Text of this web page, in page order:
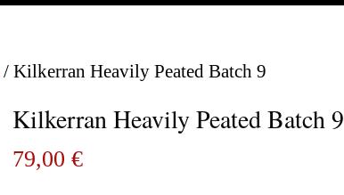
/ Kilkerran Heavily Peated Batch 9
Kilkerran Heavily Peated Batch 9
79,00 €